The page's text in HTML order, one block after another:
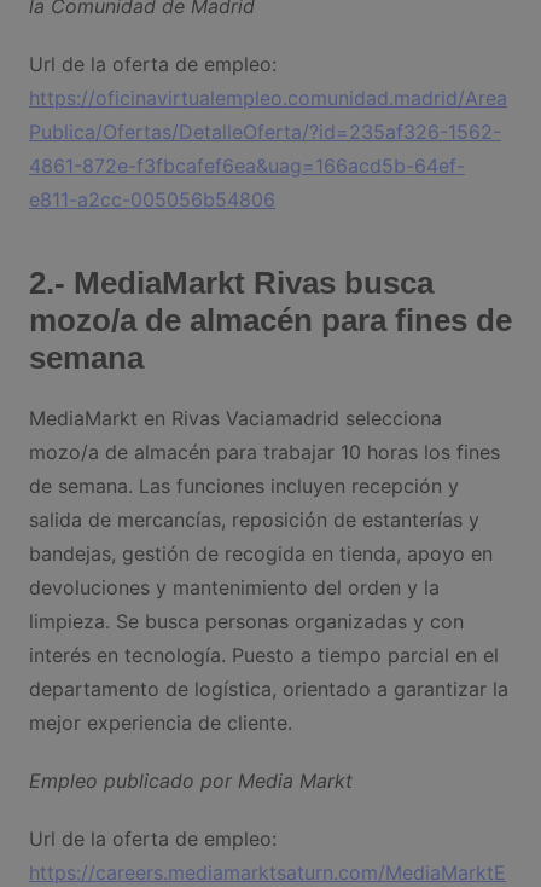
la Comunidad de Madrid
Url de la oferta de empleo:
https://oficinavirtualempleo.comunidad.madrid/Area
Publica/Ofertas/DetalleOferta/?id=235af326-1562-
4861-872e-f3fbcafef6ea&uag=166acd5b-64ef-
e811-a2cc-005056b54806
2.- MediaMarkt Rivas busca
mozo/a de almacén para fines de
semana
MediaMarkt en Rivas Vaciamadrid selecciona
mozo/a de almacén para trabajar 10 horas los fines
de semana. Las funciones incluyen recepción y
salida de mercancías, reposición de estanterías y
bandejas, gestión de recogida en tienda, apoyo en
devoluciones y mantenimiento del orden y la
limpieza. Se busca personas organizadas y con
interés en tecnología. Puesto a tiempo parcial en el
departamento de logística, orientado a garantizar la
mejor experiencia de cliente.
Empleo publicado por Media Markt
Url de la oferta de empleo:
https://careers.mediamarktsaturn.com/MediaMarktE